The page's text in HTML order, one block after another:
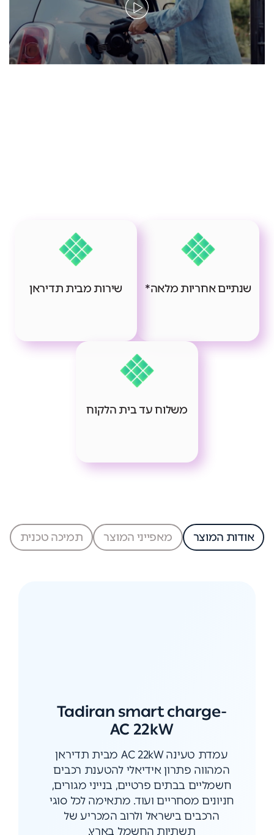
שנתיים אחריות מלאה* שירות מבית תדיראן
משלוח עד בית הלקוח
אודות המוצר מאפייני המוצר תמיכה טכנית
Tadiran smart charge-
AC 22kW
עמדת טעינה AC 22kW מבית תדיראן
המהווה פתרון אידיאלי להטענת רכבים
חשמליים בבתים פרטיים, בנייני מגורים,
חניונים מסחריים ועוד. מתאימה לכל סוגי
הרכבים בישראל ולרוב המכריע של
תשתיות החשמל בארץ.